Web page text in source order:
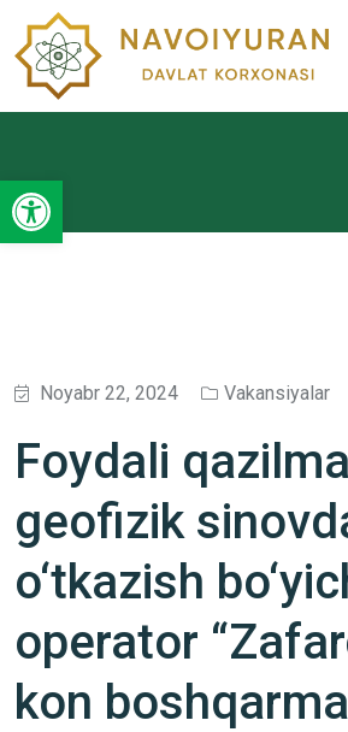
Open toolbar
Noyabr 22, 2024 Vakansiyalar
Foydali
geofizik
o‘tkazish
operator
kon